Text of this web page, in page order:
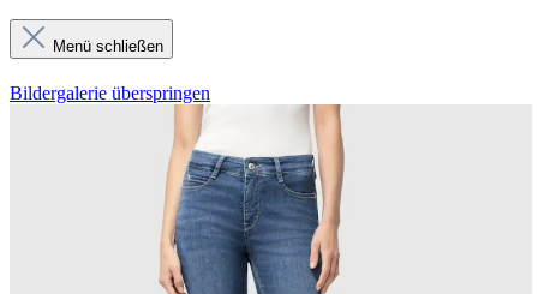
Menü schließen
Bildergalerie überspringen